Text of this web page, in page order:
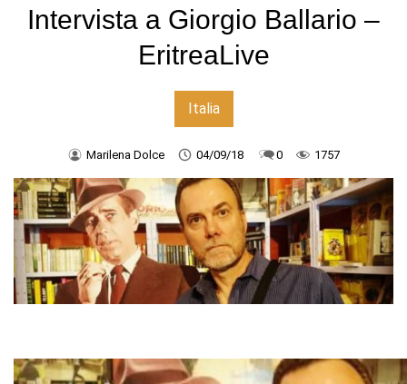
Intervista a Giorgio Ballario –
EritreaLive
Italia
Marilena Dolce 04/09/18 0 1757